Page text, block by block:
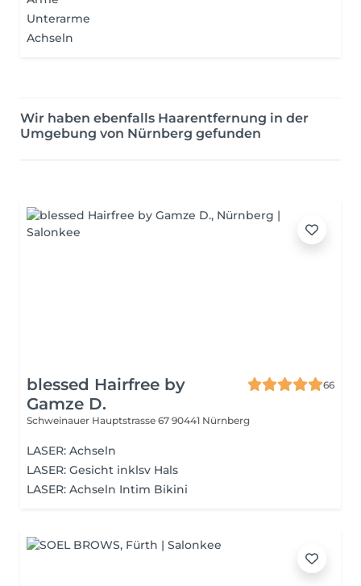
Unterarme
Achseln
Wir haben ebenfalls Haarentfernung in der
Umgebung von Nürnberg gefunden
blessed Hairfree by
Gamze D.
66
Schweinauer Hauptstrasse 67 90441 Nürnberg
LASER: Achseln
LASER: Gesicht inklsv Hals
LASER: Achseln Intim Bikini